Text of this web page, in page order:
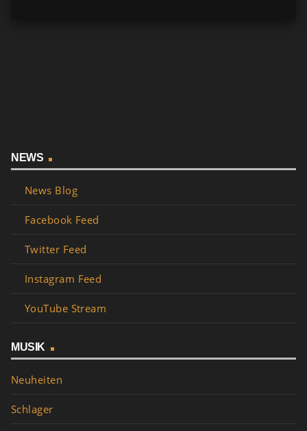
NEWS
News Blog
Facebook Feed
Twitter Feed
Instagram Feed
YouTube Stream
MUSIK
Neuheiten
Schlager